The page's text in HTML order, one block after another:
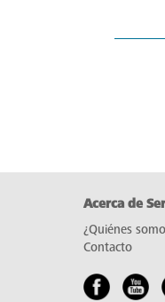
Acerca de
¿Quiénes
Contacto